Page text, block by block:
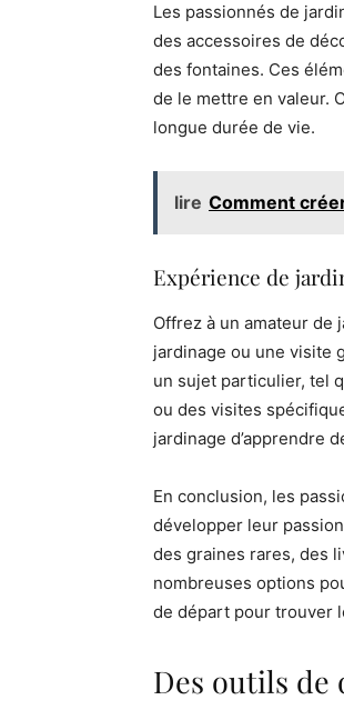
Les passionnés de
des accessoires de
des fontaines. Ces
de le mettre en valeur.
longue durée de vie.
lire Comment
Expérience de
Offrez à un amateur
jardinage ou une visite
un sujet particulier, tel
ou des visites
jardinage d’apprendre
En conclusion, les
développer leur
des graines rares, des
nombreuses options
de départ pour trouver
Des outils